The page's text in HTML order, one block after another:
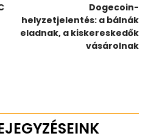
Dogecoin-
helyzetjelentés: a bálnák
eladnak, a kiskereskedők
vásárolnak